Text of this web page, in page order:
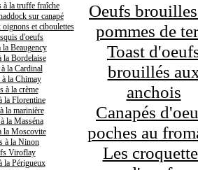
à la truffe fraîche
sur canapé
et ciboulettes
d'oeufs
la Beaugency
la Bordelaise
la Cardinal
la Chimay
à la crème
la Florentine
la marinière
la Masséna
la Moscovite
à la Ninon
Viroflay
la Périgueux
Oeufs
pommes de
Toast
brouillés
anchois
Canapés
poches au
Les